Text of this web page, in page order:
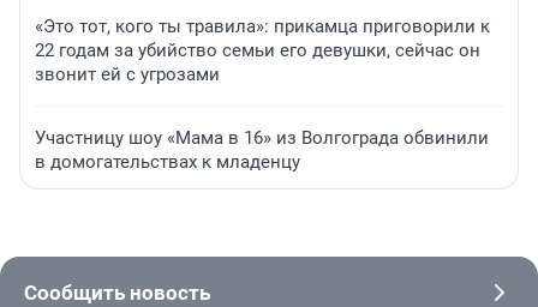
«Это тот, кого ты травила»: прикамца приговорили к
22 годам за убийство семьи его девушки, сейчас он
звонит ей с угрозами
Участницу шоу «Мама в 16» из Волгограда обвинили
в домогательствах к младенцу
Сообщить новость